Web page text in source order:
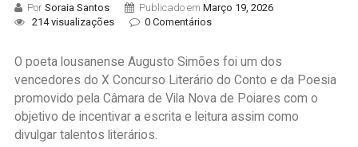
Por Soraia Santos Publicado em Março 19, 2026
214 visualizações
0 Comentários
O poeta lousanense Augusto Simões foi um dos
vencedores do X Concurso Literário do Conto e da Poesia
promovido pela Câmara de Vila Nova de Poiares com o
objetivo de incentivar a escrita e leitura assim como
divulgar talentos literários.